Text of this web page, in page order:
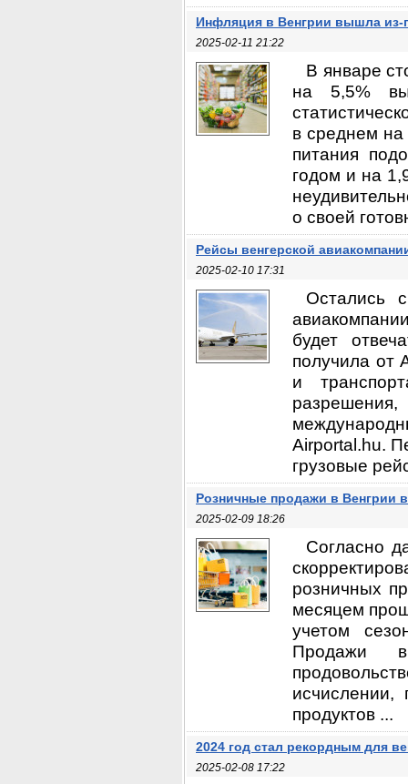
Инфляция в Венгрии вышла из-
2025-02-11 21:22
В январе
на 5,5%
в среднем на
питания
годом и на
о своей
Рейсы венгерской
2025-02-10 17:31
Остались
будет
получила от
и
Airportal.hu.
грузовые
Розничные продажи в Венгрии
2025-02-09 18:26
Согласно
розничных
месяцем
учетом
Продажи в
исчислении,
продуктов ...
2024 год стал рекордным для
2025-02-08 17:22